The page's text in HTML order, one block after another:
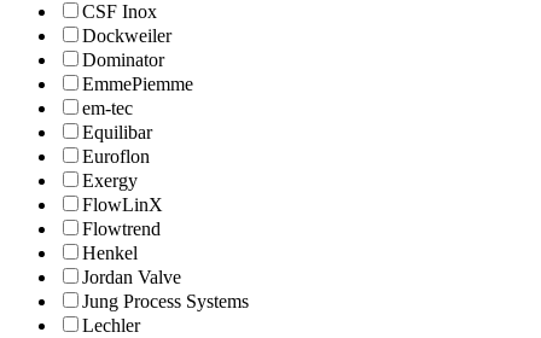
CSF Inox
Dockweiler
Dominator
EmmePiemme
em-tec
Equilibar
Euroflon
Exergy
FlowLinX
Flowtrend
Henkel
Jordan Valve
Jung Process Systems
Lechler